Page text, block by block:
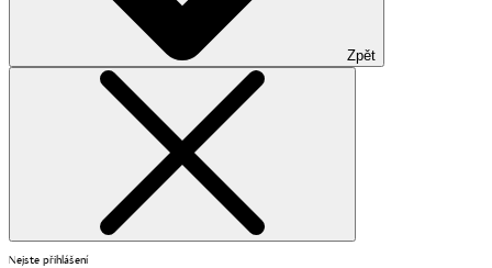
Zpět
Nejste přihlášení